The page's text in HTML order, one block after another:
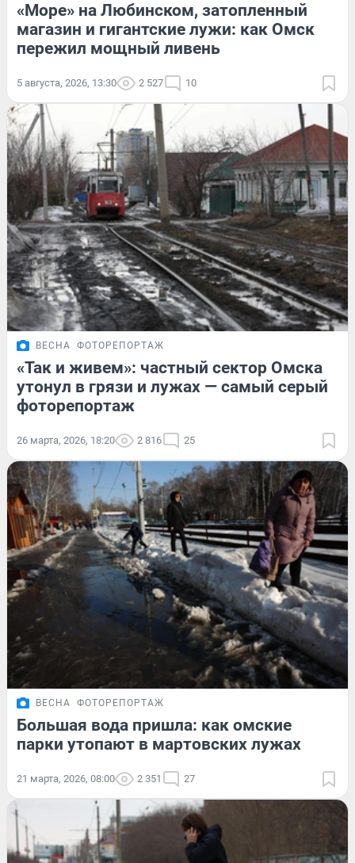
«Море» на Любинском, затопленный
магазин и гигантские лужи: как Омск
пережил мощный ливень
5 августа, 2026, 13:30 2 527 10
ВЕСНА ФОТОРЕПОРТАЖ
«Так и живем»: частный сектор Омска
утонул в грязи и лужах — самый серый
фоторепортаж
26 марта, 2026, 18:20 2 816 25
ВЕСНА ФОТОРЕПОРТАЖ
Большая вода пришла: как омские
парки утопают в мартовских лужах
21 марта, 2026, 08:00 2 351 27